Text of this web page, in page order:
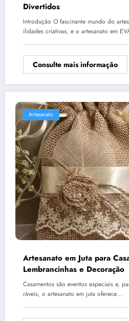
Divertidos
Introdução O fascinante mundo do
ilidades criativas, e o artesanato em
Consulte mais informação
Artesanato
Artesanato em Juta para
Lembrancinhas e Decoração
Casamentos são eventos especiais e,
ráveis, o artesanato em juta oferece…